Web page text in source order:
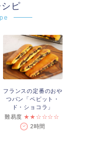
ピ
フランスの定番のおや
つパン「ペピット・
ド・ショコラ」
難易度 ★★☆☆☆☆
2時間